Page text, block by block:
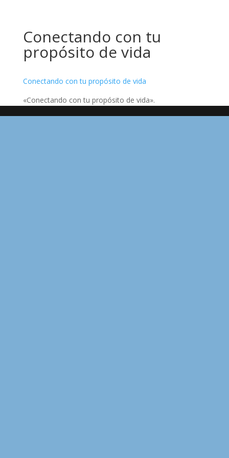
Conectando con tu
propósito de vida
Conectando con tu propósito de vida
«Conectando con tu propósito de vida».